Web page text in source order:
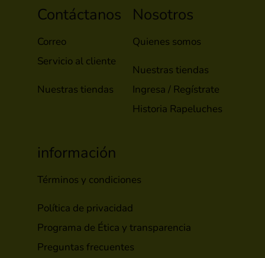
Contáctanos
Correo
Servicio al cliente
Nuestras tiendas
Nosotros
Quienes somos
Nuestras tiendas
Ingresa / Regístrate
Historia Rapeluches
información
Términos y condiciones
Política de privacidad
Programa de Ética y transparencia
Preguntas frecuentes